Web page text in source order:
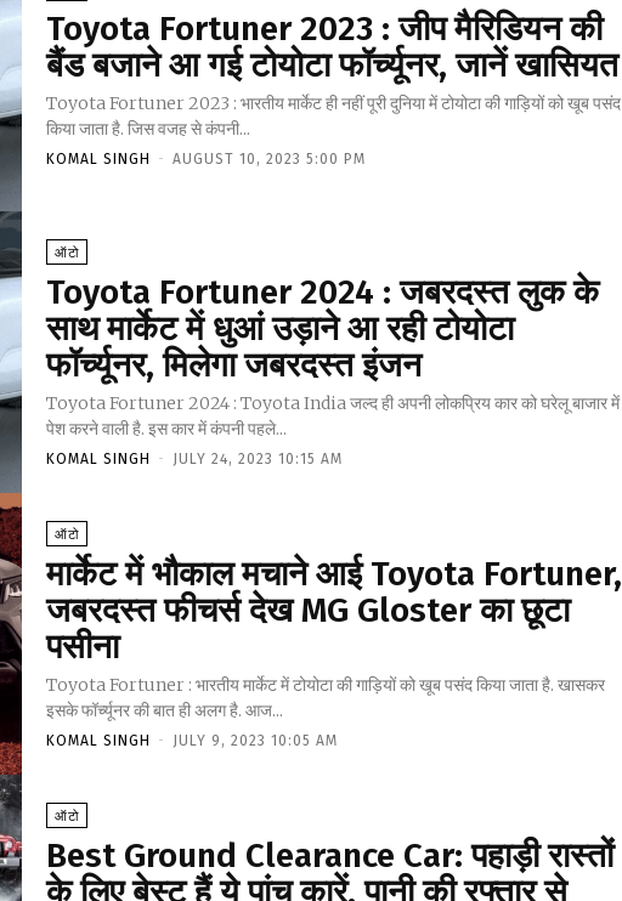
Toyota Fortuner 2023 : जीप मैरिडियन की
बैंड बजाने आ गई टोयोटा फॉर्च्यूनर, जानें खासियत
Toyota Fortuner 2023 : भारतीय मार्केट ही नहीं पूरी दुनिया में टोयोटा की गाड़ियों को खूब पसंद
किया जाता है. जिस वजह से कंपनी...
KOMAL SINGH - AUGUST 10, 2023 5:00 PM
ऑटो
Toyota Fortuner 2024 : जबरदस्त लुक के
साथ मार्केट में धुआं उड़ाने आ रही टोयोटा
फॉर्च्यूनर, मिलेगा जबरदस्त इंजन
Toyota Fortuner 2024 : Toyota India जल्द ही अपनी लोकप्रिय कार को घरेलू बाजार में
पेश करने वाली है. इस कार में कंपनी पहले...
KOMAL SINGH - JULY 24, 2023 10:15 AM
ऑटो
मार्केट में भौकाल मचाने आई Toyota Fortuner,
जबरदस्त फीचर्स देख MG Gloster का छूटा
पसीना
Toyota Fortuner : भारतीय मार्केट में टोयोटा की गाड़ियों को खूब पसंद किया जाता है. खासकर
इसके फॉर्च्यूनर की बात ही अलग है. आज...
KOMAL SINGH - JULY 9, 2023 10:05 AM
ऑटो
Best Ground Clearance Car: पहाड़ी रास्तों
के लिए बेस्ट हैं ये पांच कारें, पानी की रफ्तार से